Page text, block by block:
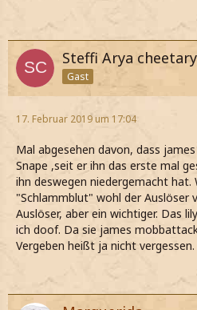
verhexen, verstehst du?"
Sirius runzelte die Stirn, denn
überzeugt aus.
„Schau mal,“ sagte er, „dein
den ich je hatte und er war ein
Leute sind Idioten, wenn sie
herausgewachsen.“
Steffi Arya cheetary
Gast
17. Februar 2019 um 17:04
Mal abgesehen davon, dass
Snape ,seit er ihn das erste mal
ihn deswegen niedergemacht hat.
"Schlammblut" wohl der Auslöser
Auslöser, aber ein wichtiger. Das
ich doof. Da sie james
Vergeben heißt ja nicht vergessen.